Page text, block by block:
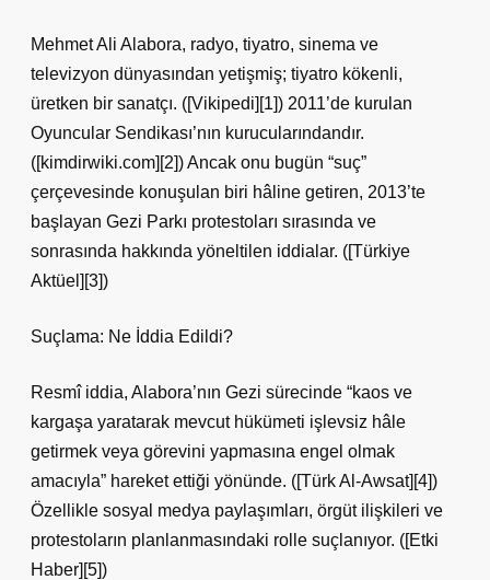
Mehmet Ali Alabora, radyo, tiyatro, sinema ve
televizyon dünyasından yetişmiş; tiyatro kökenli,
üretken bir sanatçı. ([Vikipedi][1]) 2011’de kurulan
Oyuncular Sendikası’nın kurucularındandır.
([kimdirwiki.com][2]) Ancak onu bugün “suç”
çerçevesinde konuşulan biri hâline getiren, 2013’te
başlayan Gezi Parkı protestoları sırasında ve
sonrasında hakkında yöneltilen iddialar. ([Türkiye
Aktüel][3])
Suçlama: Ne İddia Edildi?
Resmî iddia, Alabora’nın Gezi sürecinde “kaos ve
kargaşa yaratarak mevcut hükümeti işlevsiz hâle
getirmek veya görevini yapmasına engel olmak
amacıyla” hareket ettiği yönünde. ([Türk Al-Awsat][4])
Özellikle sosyal medya paylaşımları, örgüt ilişkileri ve
protestoların planlanmasındaki rolle suçlanıyor. ([Etki
Haber][5])